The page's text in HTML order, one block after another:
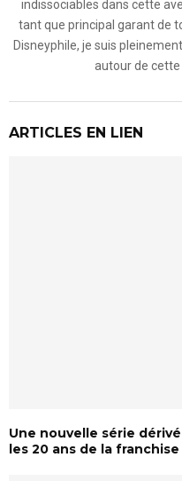
indissociables dans cette
tant que principal garant de
Disneyphile, je suis
autour de cette
ARTICLES EN LIEN
Une nouvelle série
les 20 ans de la franchise